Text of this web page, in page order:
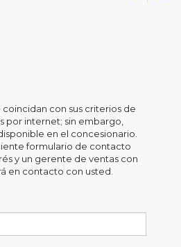
coincidan con sus criterios de
por internet; sin embargo,
en el concesionario.
formulario de contacto
y un gerente de ventas con
en contacto con usted.